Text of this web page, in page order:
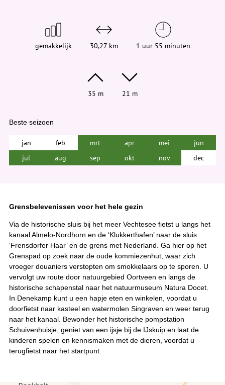
e
gemakkelijk 30,27 km 1 uur 55 minuten
35 m 21 m
Beste seizoen
jan feb mrt apr mei
jun
jul
aug sep okt nov dec
Grensbelevenissen voor het hele gezin
Via de historische sluis bij het meer Vechtesee fietst u langs het
kanaal Almelo-Nordhorn en de ‘Klukkerthafen’ naar de sluis
‘Frensdorfer Haar’ en de grens met Nederland. Ga hier op het
Grenspad op zoek naar de oude kommiezenhut, waar zich
vroeger douaniers verstopten om smokkelaars op te sporen. U
vervolgt uw route door natuurgebied Oortveen en langs de
historische schapenstal naar het natuurmuseum Natura Docet.
In Denekamp kunt u een hapje eten en winkelen, voordat u
doorfietst naar kasteel en watermolen Singraven en weer terug
naar het kanaal. Bewonder het historische pompstation
Schuivenhuisje, geniet van een ijsje bij de IJskuip en laat de
kinderen spelen en kennismaken met de dieren, voordat u
terugfietst naar het startpunt.